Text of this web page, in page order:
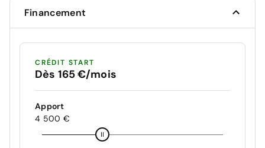
Financement
CRÉDIT START
Dès 165 €/mois
Apport
4 500 €